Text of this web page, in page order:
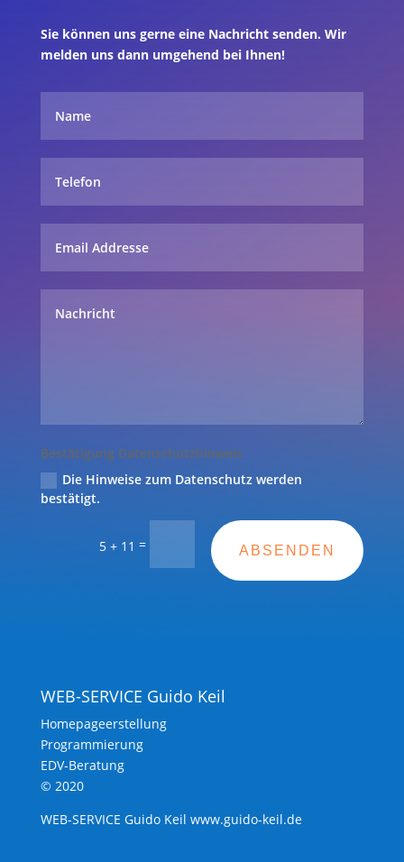
Sie können uns gerne eine Nachricht senden. Wir
melden uns dann umgehend bei Ihnen!
Bestätigung Datenschutzhinweis
Die Hinweise zum Datenschutz werden
bestätigt.
5 + 11 = ABSENDEN
WEB-SERVICE Guido Keil
Homepageerstellung
Programmierung
EDV-Beratung
© 2020
WEB-SERVICE Guido Keil www.guido-keil.de